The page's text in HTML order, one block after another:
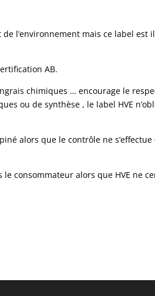
l’environnement mais ce label est
AB.
chimiques … encourage le
ou de synthèse , le label HVE
alors que le contrôle ne
consommateur alors que HVE ne